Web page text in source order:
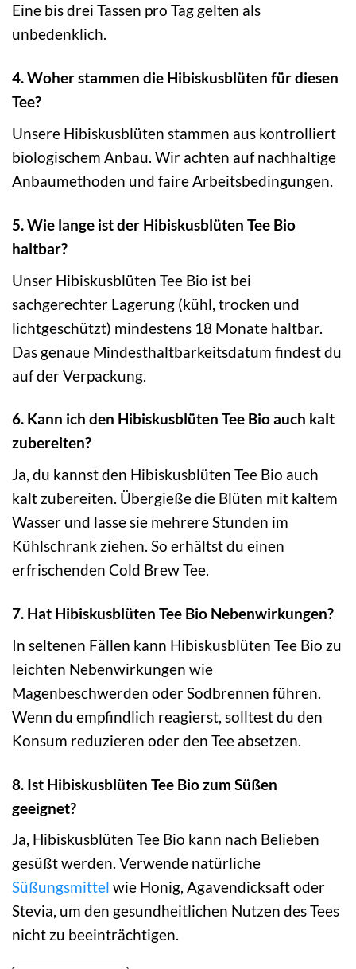
Eine bis drei Tassen pro Tag gelten als
unbedenklich.
4. Woher stammen die Hibiskusblüten für diesen
Tee?
Unsere Hibiskusblüten stammen aus kontrolliert
biologischem Anbau. Wir achten auf nachhaltige
Anbaumethoden und faire Arbeitsbedingungen.
5. Wie lange ist der Hibiskusblüten Tee Bio
haltbar?
Unser Hibiskusblüten Tee Bio ist bei
sachgerechter Lagerung (kühl, trocken und
lichtgeschützt) mindestens 18 Monate haltbar.
Das genaue Mindesthaltbarkeitsdatum findest du
auf der Verpackung.
6. Kann ich den Hibiskusblüten Tee Bio auch kalt
zubereiten?
Ja, du kannst den Hibiskusblüten Tee Bio auch
kalt zubereiten. Übergieße die Blüten mit kaltem
Wasser und lasse sie mehrere Stunden im
Kühlschrank ziehen. So erhältst du einen
erfrischenden Cold Brew Tee.
7. Hat Hibiskusblüten Tee Bio Nebenwirkungen?
In seltenen Fällen kann Hibiskusblüten Tee Bio zu
leichten Nebenwirkungen wie
Magenbeschwerden oder Sodbrennen führen.
Wenn du empfindlich reagierst, solltest du den
Konsum reduzieren oder den Tee absetzen.
8. Ist Hibiskusblüten Tee Bio zum Süßen
geeignet?
Ja, Hibiskusblüten Tee Bio kann nach Belieben
gesüßt werden. Verwende natürliche
Süßungsmittel wie Honig, Agavendicksaft oder
Stevia, um den gesundheitlichen Nutzen des Tees
nicht zu beeinträchtigen.